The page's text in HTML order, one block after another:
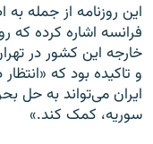
این روزنامه از جمله به
فرانسه اشاره کرده که
خارجه این کشور در
و تاکیده بود که
ایران می‌تواند به
سوریه، کمک کند.»